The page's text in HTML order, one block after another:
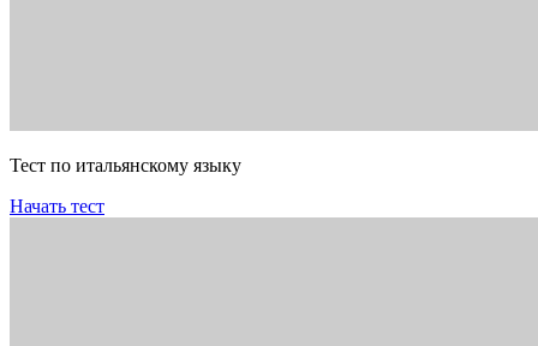
Тест по итальянскому языку
Начать тест